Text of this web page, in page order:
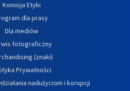
Komisja Etyki
dla prasy
Dla mediów
fotograficzny
(znaki)
Prywatności
nadużyciom i korupcji